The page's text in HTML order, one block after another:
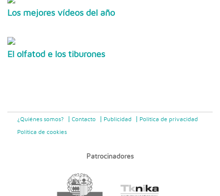
Los mejores vídeos del año
El olfatod e los tiburones
¿Quiénes somos? Contacto Publicidad Politica de privacidad
Política de cookies
Patrocinadores